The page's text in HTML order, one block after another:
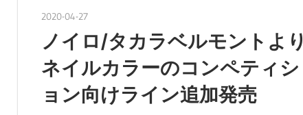
2020-04-27nakamura
ノイロ/タカラベルモントより
ネイルカラーのコンペティシ
ョン向けライン追加発売